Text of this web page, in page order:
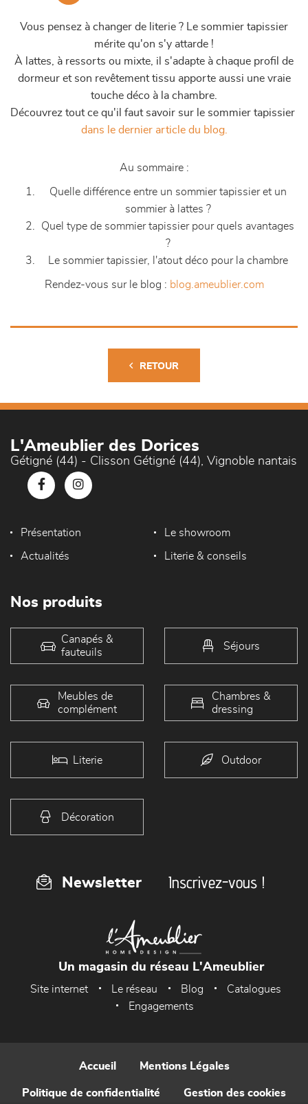
Vous pensez à changer de literie ? Le sommier tapissier
mérite qu'on s'y attarde !
À lattes, à ressorts ou mixte, il s'adapte à chaque profil de
dormeur et son revêtement tissu apporte aussi une vraie
touche déco à la chambre.
Découvrez tout ce qu'il faut savoir sur le sommier tapissier
dans le dernier article du blog.
Au sommaire :
Quelle différence entre un sommier tapissier et un
sommier à lattes ?
Quel type de sommier tapissier pour quels avantages
?
Le sommier tapissier, l'atout déco pour la chambre
Rendez-vous sur le blog : blog.ameublier.com
RETOUR
L'Ameublier des Dorices
Gétigné (44) - Clisson Gétigné (44), Vignoble nantais
Présentation Le showroom
Actualités Literie & conseils
Nos produits
Canapés &
fauteuils
Séjours
Meubles de
complément
Chambres &
dressing
Literie Outdoor
Décoration
Newsletter Inscrivez-vous !
Un magasin du réseau L'Ameublier
Site internet Le réseau Blog
Catalogues
Engagements
Accueil Mentions Légales
Politique de confidentialité Gestion des cookies